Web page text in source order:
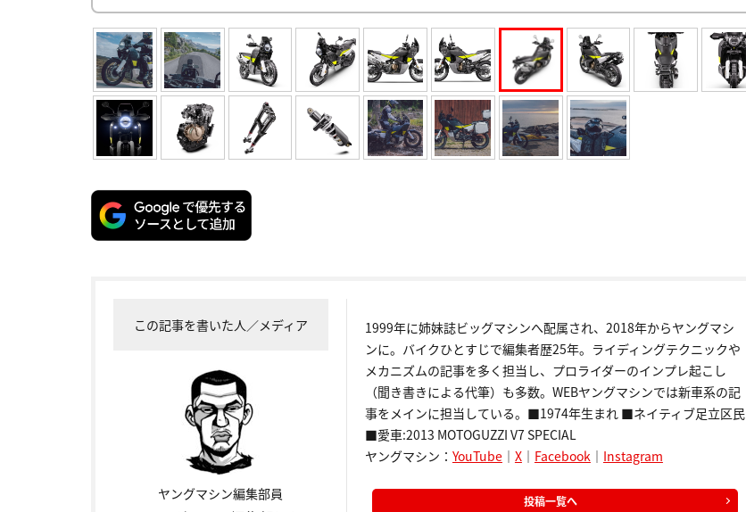
この記事を書いた人／メディア
ヤングマシン編集部員
1999年に姉妹誌ビッグマシンへ配属され、2018年からヤングマシ
ンに。バイクひとすじで編集者歴25年。ライディングテクニックや
メカニズムの記事を多く担当し、プロライダーのインプレ起こし
（聞き書きによる代筆）も多数。WEBヤングマシンでは新車系の記
事をメインに担当している。■1974年生まれ ■ネイティブ足立区民
■愛車:2013 MOTOGUZZI V7 SPECIAL
ヤングマシン： YouTube｜ X｜ Facebook ｜ Instagram
投稿一覧へ